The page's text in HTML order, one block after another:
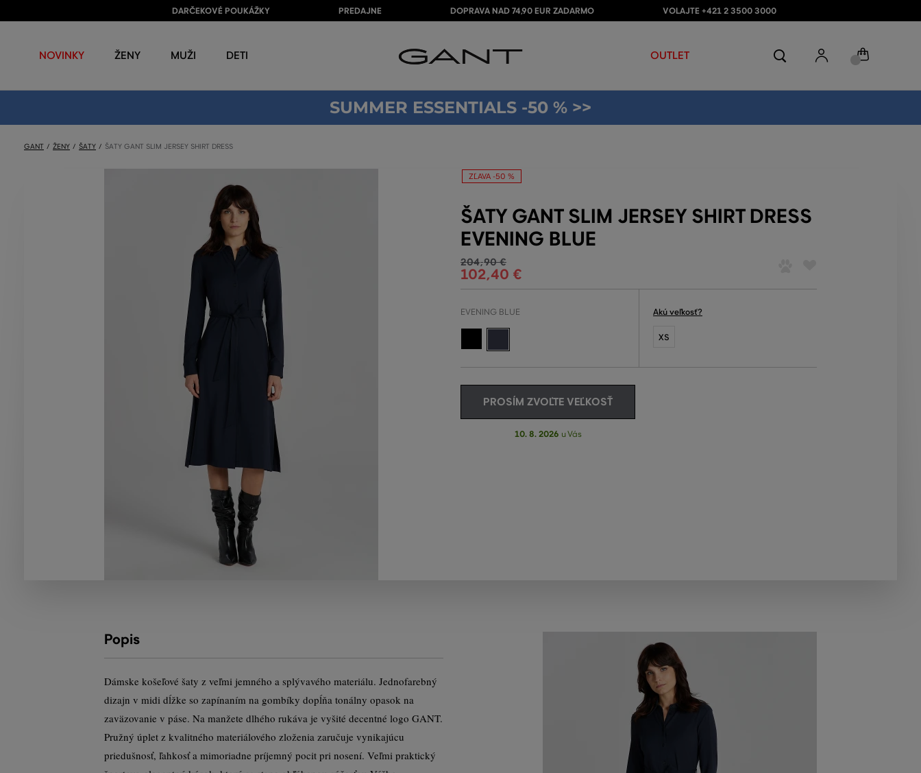
DARČEKOVÉ POUKÁŽKY PREDAJNE DOPRAVA NAD 74,90 EUR ZADARMO VOLAJTE +421 2 3500 3000
NOVINKY ŽENY MUŽI DETI OUTLET
SUMMER ESSENTIALS -50 % >>
GANT ŽENY ŠATY ŠATY GANT SLIM JERSEY SHIRT DRESS
ZĽAVA -50 %
ŠATY GANT SLIM JERSEY SHIRT DRESS
EVENING BLUE
204,90 €
102,40 €
EVENING BLUE Akú veľkosť?
XS
PROSÍM ZVOĽTE VEĽKOSŤ
10. 8. 2026 u Vás
Popis
Dámske košeľové šaty z veľmi jemného a splývavého materiálu. Jednofarebný
dizajn v midi dĺžke so zapínaním na gombíky dopĺňa tonálny opasok na
zaväzovanie v páse. Na manžete dlhého rukáva je vyšité decentné logo GANT.
Pružný úplet z kvalitného materiálového zloženia zaručuje vynikajúcu
priedušnosť, ľahkosť a mimoriadne príjemný pocit pri nosení. Veľmi praktický